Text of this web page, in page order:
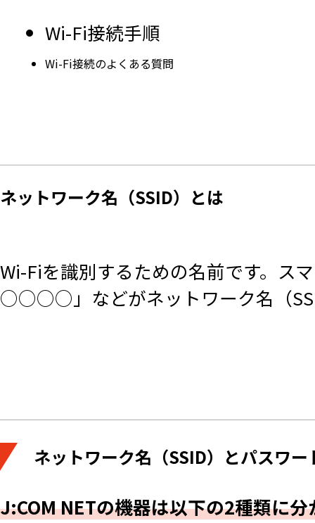
Wi-Fi接続手順
Wi-Fi接続のよくある質問​
ネットワーク名（SSID）​とは
Wi-Fiを識別するための名前です。ス
○○○○」などがネットワーク名（
ネットワーク名（SSID）とパスワ
J:COM NETの機器は以下の2種類に分